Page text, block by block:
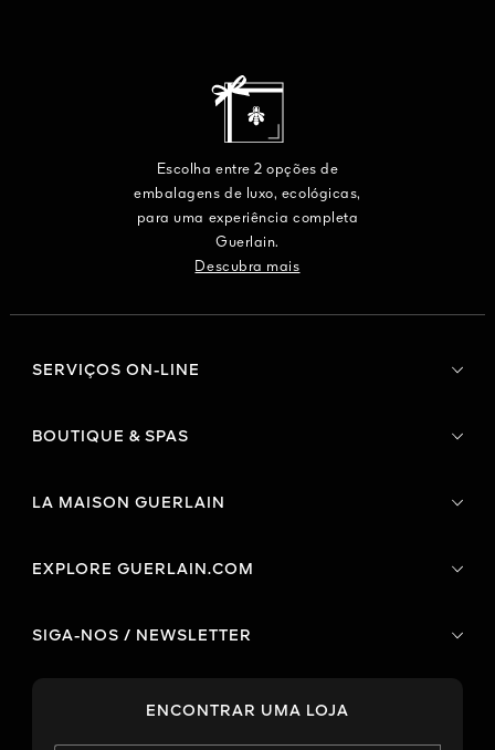
Escolha entre 2 opções de
embalagens de luxo, ecológicas,
para uma experiência completa
Guerlain.
Descubra mais
SERVIÇOS ON-LINE
BOUTIQUE & SPAS
LA MAISON GUERLAIN
EXPLORE GUERLAIN.COM
SIGA-NOS / NEWSLETTER
ENCONTRAR UMA LOJA